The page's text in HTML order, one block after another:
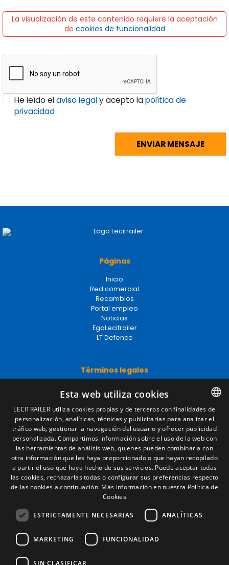
La visualización de este contenido requiere la aceptación
de cookies de funcionalidad
He leído elaviso legaly acepto lapolítica de
privacidad
Páginas
Inicio
Red comercial
Recambios
Portal empleo
Noticias
EgaLecitrailer
LT Defence
Términos legales
Política de privacidad
Política de cookies
Condiciones generales de venta
Gestionar cookies
Contacto
Camino de los Huertos, S/N. Apdo 100
50620 - Casetas (Zaragoza) SPAIN
+(34) 976 462 121
SPANISH
ENGLISH
FRENCH
ITALIAN
Esta web utiliza cookies
LECITRAILER utiliza cookies propias y de terceros con finalidades de
personalización, analíticas, técnicas y publicitarias para analizar el
tráfico web, gestionar la navegación del usuario y ofrecer publicidad
personalizada. Compartimos información sobre el uso de la web con
las herramientas de análisis web, quienes pueden combinarla con
otra información que les haya proporcionado o que hayan recopilado
a partir el uso que haya hecho de sus servicios. Puede aceptar todas
las cookies, rechazarlas todas o configurar sus preferencias respecto
de las cookies a continuación. Más información en nuestra Política de
Cookies
ESTRICTAMENTE NECESARIAS ANALÍTICAS
MARKETING FUNCIONALIDAD
SIN CLASIFICAR